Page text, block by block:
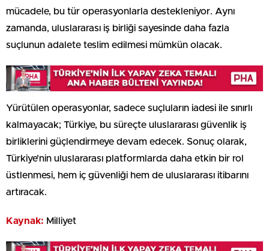
mücadele, bu tür operasyonlarla destekleniyor. Aynı
zamanda, uluslararası iş birliği sayesinde daha fazla
suçlunun adalete teslim edilmesi mümkün olacak.
Yürütülen operasyonlar, sadece suçluların iadesi ile sınırlı
kalmayacak; Türkiye, bu süreçte uluslararası güvenlik iş
birliklerini güçlendirmeye devam edecek. Sonuç olarak,
Türkiye’nin uluslararası platformlarda daha etkin bir rol
üstlenmesi, hem iç güvenliği hem de uluslararası itibarını
artıracak.
Kaynak: Milliyet